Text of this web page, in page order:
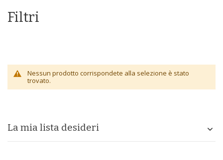
Filtri
Nessun prodotto corrispondete alla selezione è stato
trovato.
La mia lista desideri